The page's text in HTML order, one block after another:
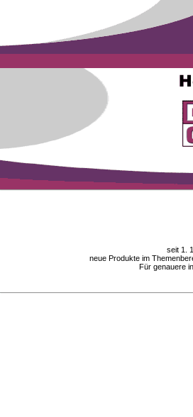
seit 1.
neue Produkte im
Für genauere